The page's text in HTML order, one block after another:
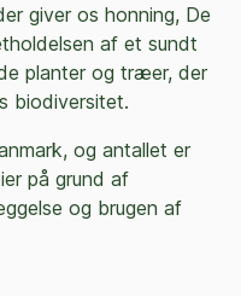
giver os honning, De
af et sundt
planter og træer, der
biodiversitet.
og antallet er
på grund af
og brugen af